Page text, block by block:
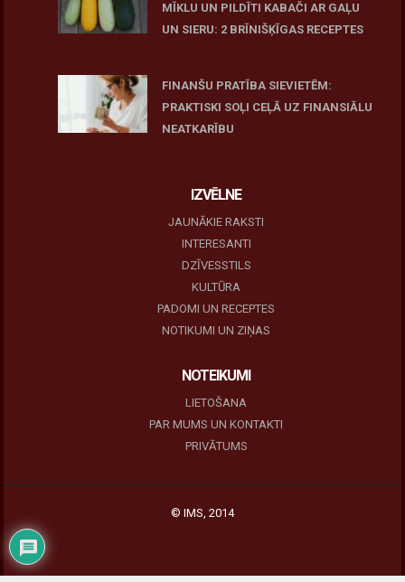
MĪKLU UN PILDĪTI KABAČI AR GAĻU
UN SIERU: 2 BRĪNIŠĶĪGAS RECEPTES
FINANŠU PRATĪBA SIEVIETĒM:
PRAKTISKI SOĻI CEĻĀ UZ FINANSIĀLU
NEATKARĪBU
IZVĒLNE
JAUNĀKIE RAKSTI
INTERESANTI
DZĪVESSTILS
KULTŪRA
PADOMI UN RECEPTES
NOTIKUMI UN ZIŅAS
NOTEIKUMI
LIETOŠANA
PAR MUMS UN KONTAKTI
PRIVĀTUMS
© IMS, 2014